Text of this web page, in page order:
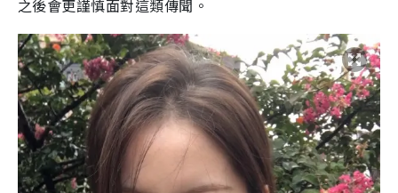
之後會更謹慎面對這類傳聞。